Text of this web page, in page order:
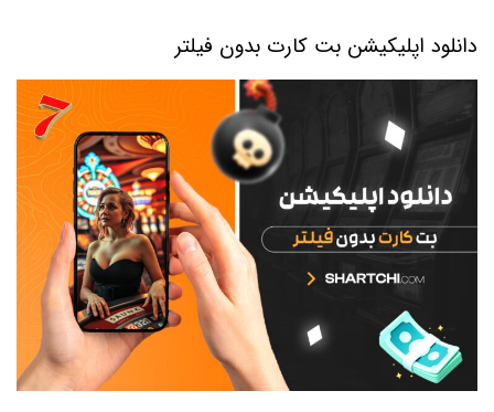
دانلود اپلیکیشن بت کارت بدون فیلتر